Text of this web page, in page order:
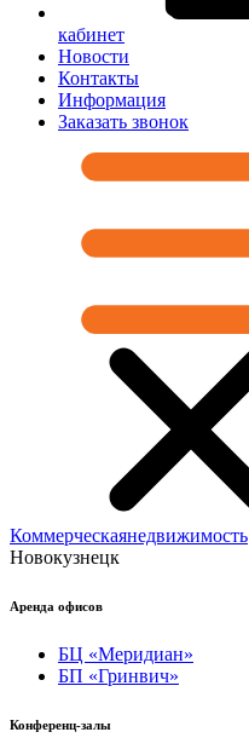
кабинет
Новости
Контакты
Информация
Заказать звонок
Коммерческаянедвижимость
Новокузнецк
Аренда офисов
БЦ «Меридиан»
БП «Гринвич»
Конференц-залы